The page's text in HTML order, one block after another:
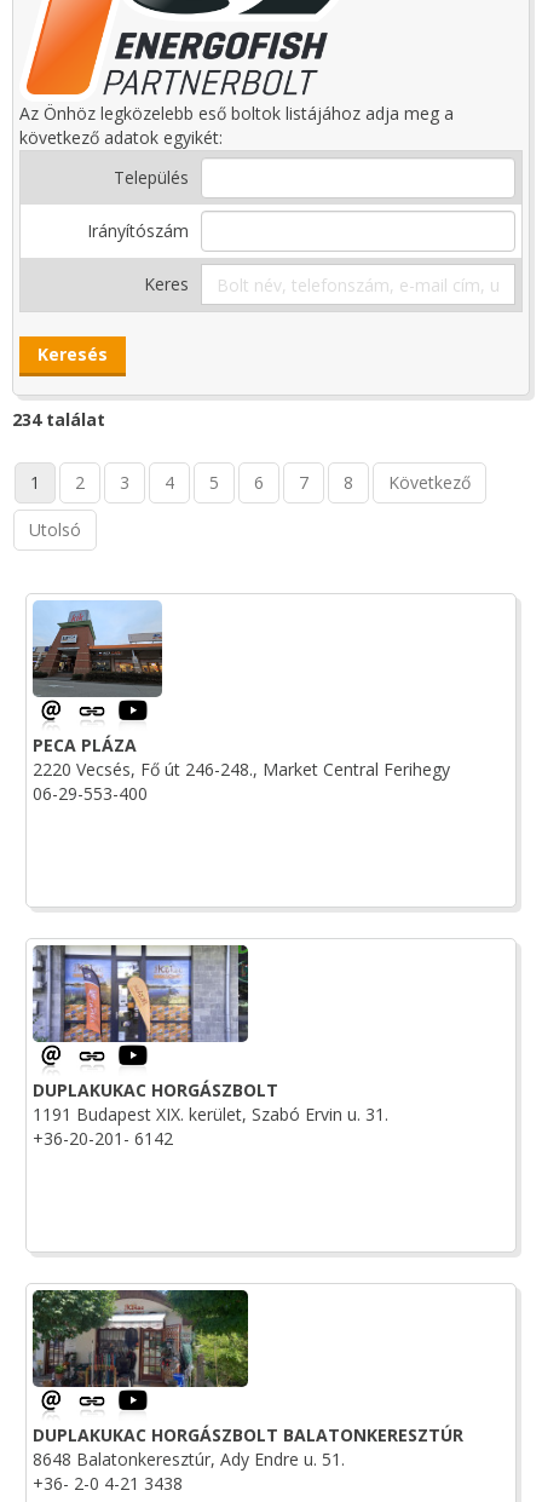
Az Önhöz legközelebb eső boltok listájához adja meg a
következő adatok egyikét:
Település
Irányítószám
Keres
234 találat
1 2 3 4 5 6 7 8 Következő
Utolsó
PECA PLÁZA
2220 Vecsés, Fő út 246-248., Market Central Ferihegy
06-29-553-400
DUPLAKUKAC HORGÁSZBOLT
1191 Budapest XIX. kerület, Szabó Ervin u. 31.
+36-20-201- 6142
DUPLAKUKAC HORGÁSZBOLT BALATONKERESZTÚR
8648 Balatonkeresztúr, Ady Endre u. 51.
+36- 2-0 4-21 3438